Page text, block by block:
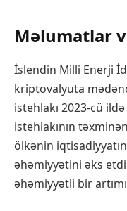
Məlumatlar
İslendin Milli Enerji
kriptovalyuta
istehlakı 2023-cü
istehlakının
ölkənin
əhəmiyyətini əks
əhəmiyyətli bir